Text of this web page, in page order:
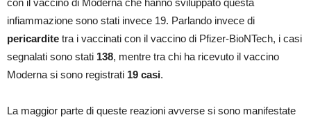
con il vaccino di Moderna che hanno sviluppato questa
infiammazione sono stati invece 19. Parlando invece di
pericardite tra i vaccinati con il vaccino di Pfizer-BioNTech, i casi
segnalati sono stati 138, mentre tra chi ha ricevuto il vaccino
Moderna si sono registrati 19 casi.
La maggior parte di queste reazioni avverse si sono manifestate